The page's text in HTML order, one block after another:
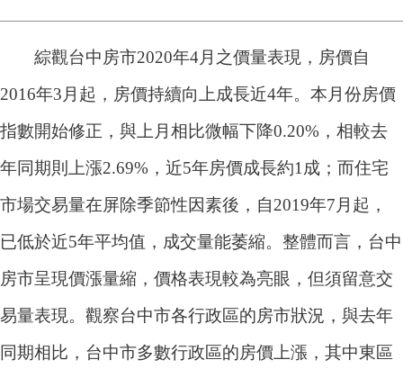
綜觀台中房市2020年4月之價量表現，房價自
2016年3 月起，房價持續向上成長近4年。本月份房價
指數開始修正，與上月相比微幅下降0.20% ，相較去
年同期則上漲2.69% ，近5年房價成長約1 成；而住宅
市場交易量在屏除季節性因素後，自2019年7 月起，
已低於近5年平均值，成交量能萎縮。整體而言，台中
房市呈現價漲量縮，價格表現較為亮眼，但須留意交
易量表現。觀察台中市各行政區的房市狀況，與去年
同期相比，台中市多數行政區的房價上漲，其中東區